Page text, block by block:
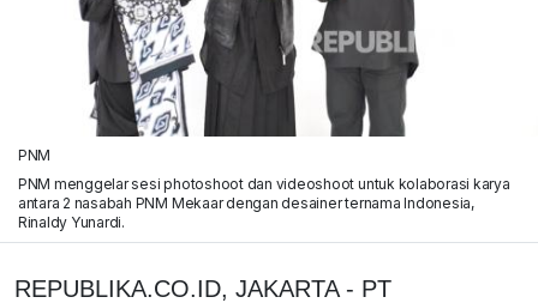
PNM
PNM menggelar sesi photoshoot dan videoshoot untuk kolaborasi karya
antara 2 nasabah PNM Mekaar dengan desainer ternama Indonesia,
Rinaldy Yunardi.
REPUBLIKA.CO.ID, JAKARTA - PT